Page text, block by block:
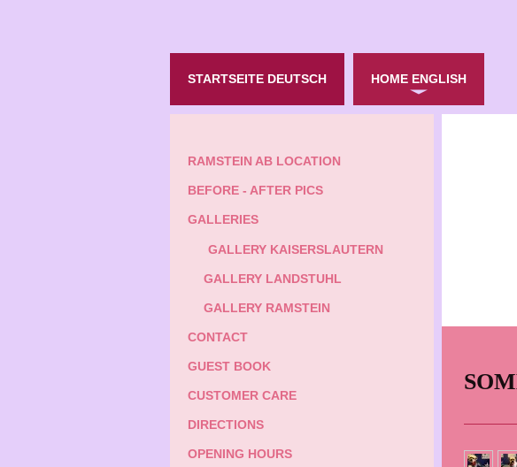
STARTSEITE DEUTSCH HOME ENGLISH
RAMSTEIN AB LOCATION
BEFORE - AFTER PICS
GALLERIES
GALLERY KAISERSLAUTERN
GALLERY LANDSTUHL
GALLERY RAMSTEIN
CONTACT
GUEST BOOK
CUSTOMER CARE
DIRECTIONS
OPENING HOURS